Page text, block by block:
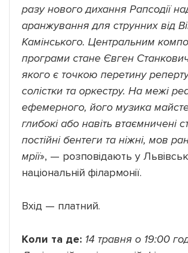
разу нового дихання Рапсодії
аранжування для струнних від
Камінського. Центральним
програми стане Євген
якого є точкою перетину
солістки та оркестру. На межі
ефемерного, його музика
глибокі або навіть втаємничені
постійні бентеги та ніжні, мов
мрії», — розповідають у
національній філармонії.
Вхід — платний.
Коли та де: 14 травня о 19:00